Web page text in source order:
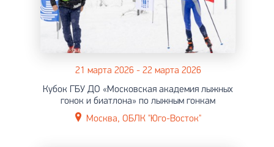
21 марта 2026 - 22 марта 2026
Кубок ГБУ ДО «Московская академия лыжных
гонок и биатлона» по лыжным гонкам
Москва, ОБЛК "Юго-Восток"